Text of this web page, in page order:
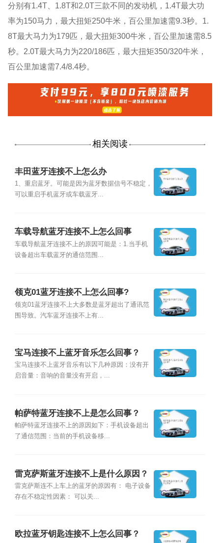
分别有1.4T、1.8T和2.0T三款不同的发动机，1.4T最大功
率为150马力，最大扭矩250牛米，百公里加速需9.3秒。1.
8T最大马力为179匹，最大扭矩300牛米，百公里加速需8.5
秒。2.0T最大马力为220/186匹，最大扭矩350/320牛米，
百公里加速需7.4/8.4秒。
相关阅读
丰田蓝牙连接不上怎么办
1、重启蓝牙。可能是因为蓝牙数据信号不稳定，
可以重启手机蓝牙或车载蓝牙...
车载导航蓝牙连接不上怎么回事
车载导航蓝牙连接不上的原因可能是：1.当手机
设备超出车载蓝牙的通信范围...
领克01蓝牙连接不上怎么回事?
领克01蓝牙连接不上大多数是蓝牙超出了通讯范
围导致。汽车蓝牙连接不上有...
宝马连接不上蓝牙音乐怎么回事？
宝马连接不上蓝牙音乐有以下几种原因：没有开
启音量：音响的音量没有开启，...
帕萨特蓝牙连接不上是怎么回事？
帕萨特蓝牙连接不上的原因如下：手机设备超出
了通信范围：当前的手机设备移...
雷克萨斯蓝牙连接不上是什么原因？
雷克萨斯连不上车上的蓝牙的原因有： 电子设备
存在不稳定性因素： 可以关...
欧拉蓝牙钥匙连接不上怎么回事？